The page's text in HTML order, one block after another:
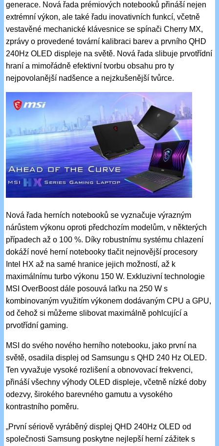
generace. Nová řada prémiových notebooků přináší nejen
extrémní výkon, ale také řadu inovativních funkcí, včetně
vestavěné mechanické klávesnice se spínači Cherry MX,
zprávy o provedené tovární kalibraci barev a prvního QHD
240Hz OLED displeje na světě. Nová řada slibuje prvotřídní
hraní a mimořádně efektivní tvorbu obsahu pro ty
nejpovolanější nadšence a nejzkušenější tvůrce.
Nová řada herních notebooků se vyznačuje výrazným
nárůstem výkonu oproti předchozím modelům, v některých
případech až o 100 %. Díky robustnímu systému chlazení
dokáží nové herní notebooky tlačit nejnovější procesory
Intel HX až na samé hranice jejich možností, až k
maximálnímu turbo výkonu 150 W. Exkluzivní technologie
MSI OverBoost dále posouvá laťku na 250 W s
kombinovaným využitím výkonem dodávaným CPU a GPU,
od čehož si můžeme slibovat maximálně pohlcující a
prvotřídní gaming.
MSI do svého nového herního notebooku, jako první na
světě, osadila displej od Samsungu s QHD 240 Hz OLED.
Ten vyvažuje vysoké rozlišení a obnovovací frekvenci,
přináší všechny výhody OLED displeje, včetně nízké doby
odezvy, širokého barevného gamutu a vysokého
kontrastního poměru.
„První sériově vyráběný displej QHD 240Hz OLED od
společnosti Samsung poskytne nejlepší herní zážitek s